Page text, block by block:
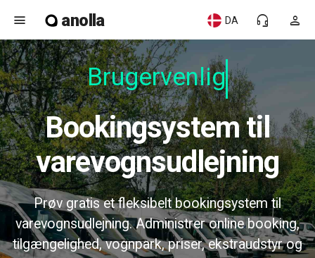
menu anolla person
headset_mic
DA
Brugervenlig
Bookingsystem til
varevognsudlejning
Prøv gratis et fleksibelt bookingsystem til
varevognsudlejning. Administrer online booking,
tilgængelighed, vognpark, priser, ekstraudstyr og